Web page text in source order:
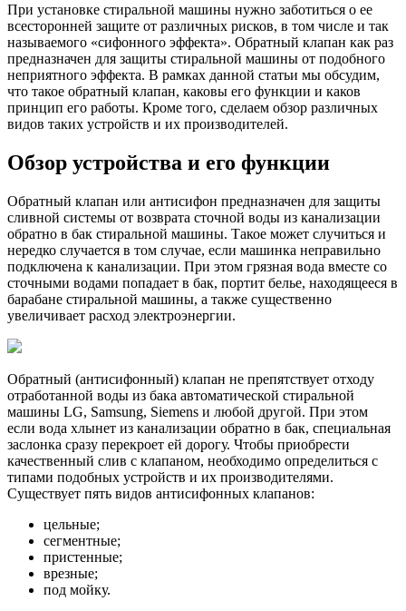
При установке стиральной машины нужно заботиться о ее
всесторонней защите от различных рисков, в том числе и так
называемого «сифонного эффекта». Обратный клапан как раз
предназначен для защиты стиральной машины от подобного
неприятного эффекта. В рамках данной статьи мы обсудим,
что такое обратный клапан, каковы его функции и каков
принцип его работы. Кроме того, сделаем обзор различных
видов таких устройств и их производителей.
Обзор устройства и его функции
Обратный клапан или антисифон предназначен для защиты
сливной системы от возврата сточной воды из канализации
обратно в бак стиральной машины. Такое может случиться и
нередко случается в том случае, если машинка неправильно
подключена к канализации. При этом грязная вода вместе со
сточными водами попадает в бак, портит белье, находящееся в
барабане стиральной машины, а также существенно
увеличивает расход электроэнергии.
Обратный (антисифонный) клапан не препятствует отходу
отработанной воды из бака автоматической стиральной
машины LG, Samsung, Siemens и любой другой. При этом
если вода хлынет из канализации обратно в бак, специальная
заслонка сразу перекроет ей дорогу. Чтобы приобрести
качественный слив с клапаном, необходимо определиться с
типами подобных устройств и их производителями.
Существует пять видов антисифонных клапанов:
цельные;
сегментные;
пристенные;
врезные;
под мойку.